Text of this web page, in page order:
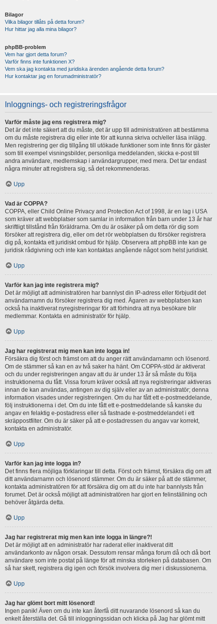
Bilagor
Vilka bilagor tillåts på detta forum?
Hur hittar jag alla mina bilagor?
phpBB-problem
Vem har gjort detta forum?
Varför finns inte funktionen X?
Vem ska jag kontakta med juridiska ärenden angående detta forum?
Hur kontaktar jag en forumadministratör?
Inloggnings- och registreringsfrågor
Varför måste jag ens registrera mig?
Det är det inte säkert att du måste, det är upp till administratören att bestämma
om du måste registrera dig eller inte för att kunna skriva och/eller läsa inlägg.
Men registrering ger dig tillgång till utökade funktioner som inte finns för gäster
som till exempel visningsbilder, personliga meddelanden, skicka e-post till
andra användare, medlemskap i användargrupper, med mera. Det tar endast
några minuter att registrera sig, så det rekommenderas.
Upp
Vad är COPPA?
COPPA, eller Child Online Privacy and Protection Act of 1998, är en lag i USA
som kräver att webbplatser som samlar in information från barn under 13 år har
skriftligt tillstånd från föräldrarna. Om du är osäker på om detta rör dig som
försöker att registrera dig, eller om det rör webbplatsen du försöker registrera
dig på, kontakta ett juridiskt ombud för hjälp. Observera att phpBB inte kan ge
juridisk rådgivning och inte kan kontaktas angående något som helst juridiskt.
Upp
Varför kan jag inte registrera mig?
Det är möjligt att administratören har bannlyst din IP-adress eller förbjudit det
användarnamn du försöker registrera dig med. Ägaren av webbplatsen kan
också ha inaktiverat nyregistreringar för att förhindra att nya besökare blir
medlemmar. Kontakta en administratör för hjälp.
Upp
Jag har registrerat mig men kan inte logga in!
Försäkra dig först och främst om att du anger rätt användarnamn och lösenord.
Om de stämmer så kan en av två saker ha hänt. Om COPPA-stöd är aktiverat
och du under registreringen angav att du är under 13 år så måste du följa
instruktionerna du fått. Vissa forum kräver också att nya registreringar aktiveras
innan de kan användas, antingen av dig själv eller av an administratör; denna
information visades under registreringen. Om du har fått ett e-postmeddelande,
följ instruktionerna i det. Om du inte fått ett e-postmeddelande så kanske du
angav en felaktig e-postadress eller så fastnade e-postmeddelandet i ett
skräppostfilter. Om du är säker på att e-postadressen du angav var korrekt,
kontakta en administratör.
Upp
Varför kan jag inte logga in?
Det finns flera möjliga förklaringar till detta. Först och främst, försäkra dig om att
ditt användarnamn och lösenord stämmer. Om du är säker på att de stämmer,
kontakta administratören för att försäkra dig om att du inte har bannlysts från
forumet. Det är också möjligt att administratören har gjort en felinställning och
behöver åtgärda detta.
Upp
Jag har registrerat mig men kan inte logga in längre?!
Det är möjligt att en administratör har raderat eller inaktiverat ditt
användarkonto av någon orsak. Dessutom rensar många forum då och då bort
användare som inte postat på länge för att minska storleken på databasen. Om
så har skett, registrera dig igen och försök involvera dig mer i diskussionerna.
Upp
Jag har glömt bort mitt lösenord!
Ingen panik! Även om du inte kan återfå ditt nuvarande lösenord så kan du
enkelt återställa det. Gå till inloggningssidan och klicka på Jag har glömt mitt